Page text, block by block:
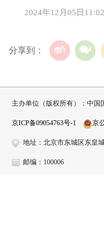
2024年12月05日11:02
分享到：
主办单位（版权所有）：中国
京ICP备09054763号-1 京
地址：北京市东城区东皇
邮编：100006